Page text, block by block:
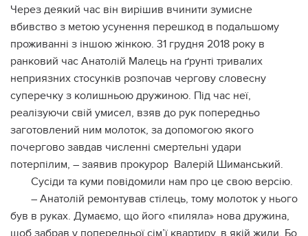
Через деякий час він вирішив вчинити зумисне
вбивство з метою усунення перешкод в подальшому
проживанні з іншою жінкою. 31 грудня 2018 року в
ранковий час Анатолій Малець на ґрунті тривалих
неприязних стосунків розпочав чергову словесну
суперечку з колишньою дружиною. Під час неї,
реалізуючи свій умисел, взяв до рук попередньо
заготовлений ним молоток, за допомогою якого
почергово завдав численні смертельні удари
потерпілим, – заявив прокурор Валерій Шиманський.
Сусіди та куми повідомили нам про це свою версію.
– Анатолій ремонтував стілець, тому молоток у нього
був в руках. Думаємо, що його «пиляла» нова дружина,
щоб забрав у попередньої сім’ї квартиру, в якій жили. Бо